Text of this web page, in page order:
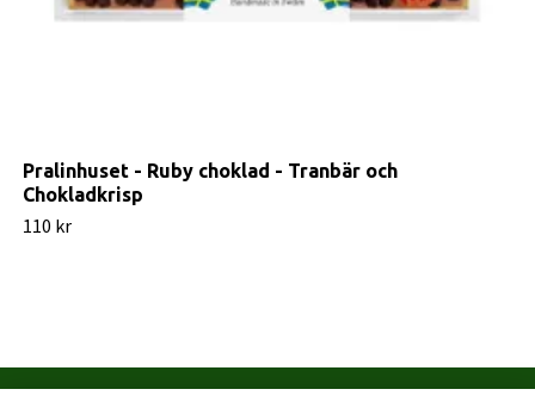
Pralinhuset - Ruby choklad - Tranbär och
Chokladkrisp
110 kr